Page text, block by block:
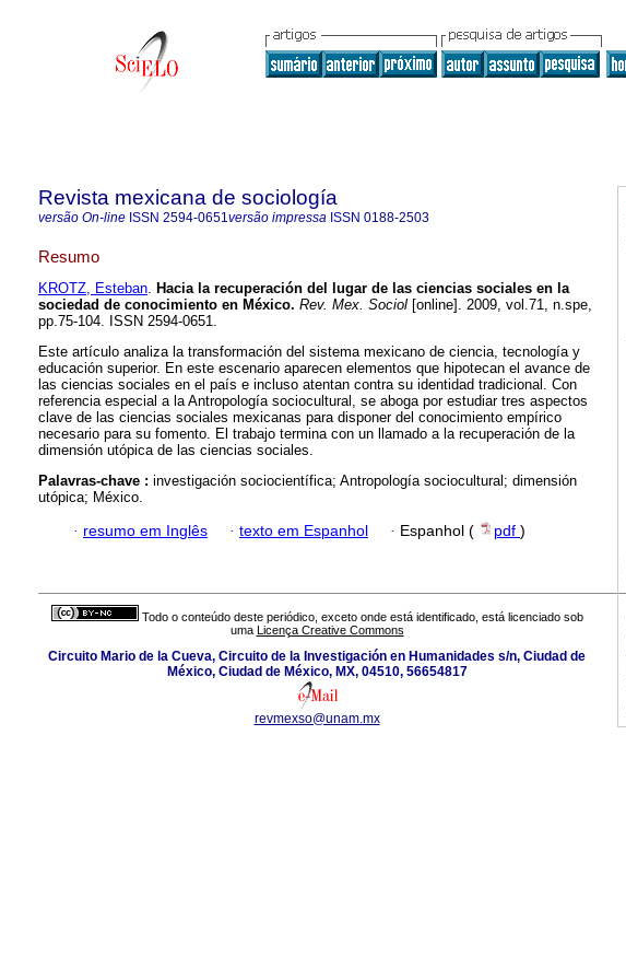
Revista mexicana de sociología
versão On-line ISSN 2594-0651versão impressa ISSN 0188-2503
Resumo
KROTZ, Esteban. Hacia la recuperación del lugar de las ciencias sociales en la
sociedad de conocimiento en México. Rev. Mex. Sociol [online]. 2009, vol.71, n.spe,
pp.75-104. ISSN 2594-0651.
Este artículo analiza la transformación del sistema mexicano de ciencia, tecnología y
educación superior. En este escenario aparecen elementos que hipotecan el avance de
las ciencias sociales en el país e incluso atentan contra su identidad tradicional. Con
referencia especial a la Antropología sociocultural, se aboga por estudiar tres aspectos
clave de las ciencias sociales mexicanas para disponer del conocimiento empírico
necesario para su fomento. El trabajo termina con un llamado a la recuperación de la
dimensión utópica de las ciencias sociales.
Palavras-chave : investigación sociocientífica; Antropología sociocultural; dimensión
utópica; México.
· resumo em Inglês · texto em Espanhol · Espanhol ( pdf )
Todo o conteúdo deste periódico, exceto onde está identificado, está licenciado sob
uma Licença Creative Commons
Circuito Mario de la Cueva, Circuito de la Investigación en Humanidades s/n, Ciudad de
México, Ciudad de México, MX, 04510, 56654817
revmexso@unam.mx